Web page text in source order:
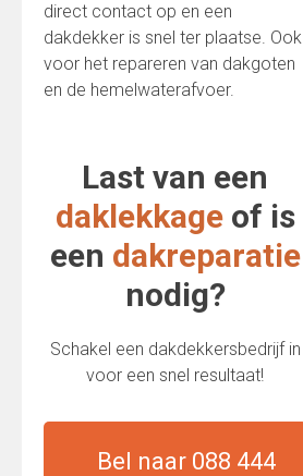
direct contact op en een
dakdekker is snel ter plaatse. Ook
voor het repareren van dakgoten
en de hemelwaterafvoer.
Last van een
daklekkageof is
een dakreparatie
nodig?
Schakel een dakdekkersbedrijf in
voor een snel resultaat!
Bel naar 088 444